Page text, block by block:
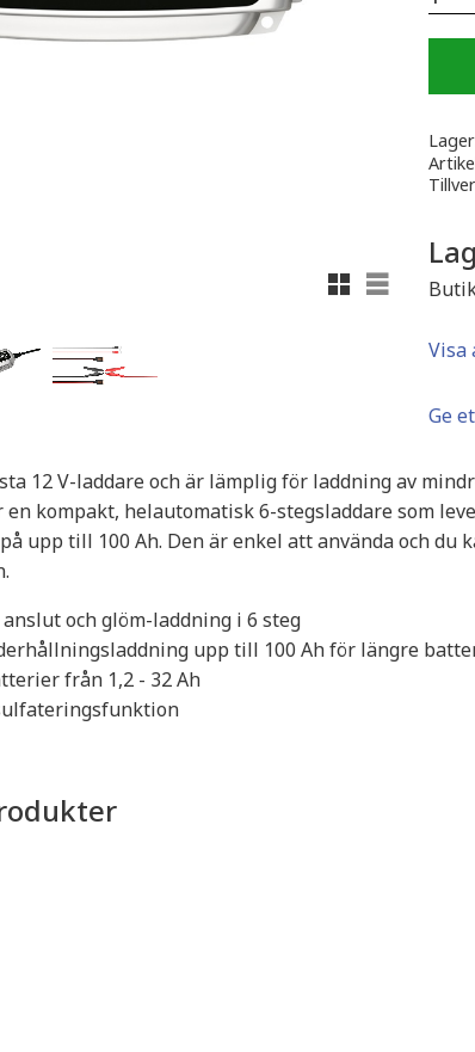
Rutnätsvy
Listvy
Visa
Ge
12 V-laddare och är lämplig för laddning av
en kompakt, helautomatisk 6-stegsladdare som
upp till 100 Ah. Den är enkel att använda och du
och glöm-laddning i 6 steg
upp till 100 Ah för längre
från 1,2 - 32 Ah